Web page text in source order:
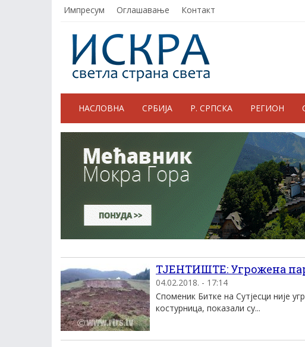
Импресум Оглашавање Контакт
НАСЛОВНА СРБИЈА Р. СРПСКА РЕГИОН
ТЈЕНТИШТЕ: Угрожена
04.02.2018. - 17:14
Споменик Битке на Сутјесци није
костурница, показали су...